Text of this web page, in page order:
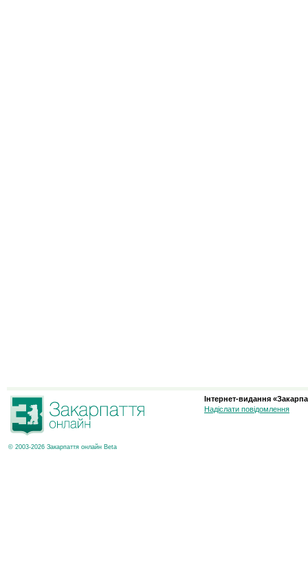
© 2003-2026 Закарпаття онлайн Beta
Інтернет-видання
Надіслати повідомлення